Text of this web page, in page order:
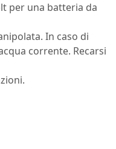
per una batteria da
In caso di
corrente. Recarsi